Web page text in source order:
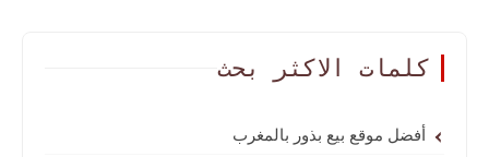
كلمات الاكثر بحث
أفضل موقع بيع بذور بالمغرب